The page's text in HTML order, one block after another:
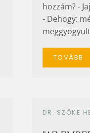
hozzám? -
- Dehogy:
TOVÁBB
DR. SZŐKE